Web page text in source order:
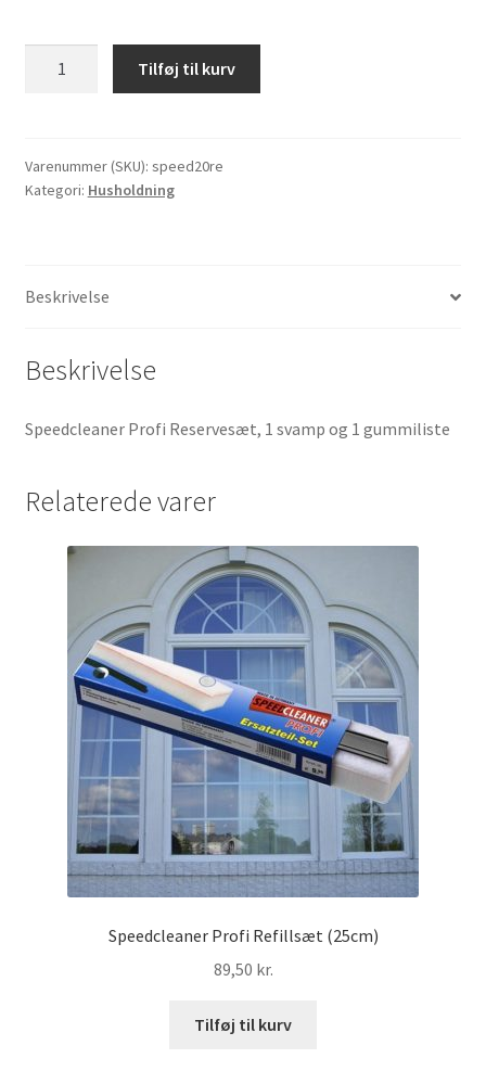
Leverings- & betalingsbetingelser
cm)
antal
Tilføj til kurv
Varenummer (SKU): speed20re
Kategori: Husholdning
Beskrivelse
Beskrivelse
Speedcleaner Profi Reservesæt, 1 svamp og 1 gummiliste
Relaterede varer
Speedcleaner Profi Refillsæt (25cm)
89,50 kr.
Tilføj til kurv